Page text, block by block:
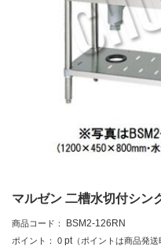
マルゼン 二槽水切付シ
商品コード： BSM2-126RN
ポイント： 0 pt （ポイントは商品発